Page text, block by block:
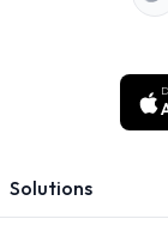
Solutions